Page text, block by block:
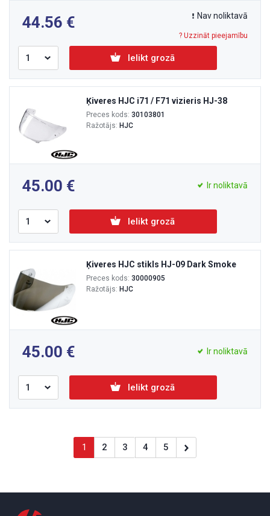
44.56 Nav noliktavā
? Uzzināt pieejamību
Ielikt grozā
Ķiveres HJC i71 / F71 vizieris HJ-38
Preces kods: 30103801
Ražotājs: HJC
45.00 Ir noliktavā
Ielikt grozā
Ķiveres HJC stikls HJ-09 Dark Smoke
Preces kods: 30000905
Ražotājs: HJC
45.00 Ir noliktavā
Ielikt grozā
1 2 3 4 5